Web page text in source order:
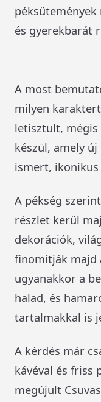
és gyerekbarát
A most
milyen
letisztult,
készül, amely
ismert,
A pékség
részlet kerül
dekorációk,
finomítják majd
ugyanakkor a
halad, és
tartalmakkal is
A kérdés már
kávéval és friss
megújult